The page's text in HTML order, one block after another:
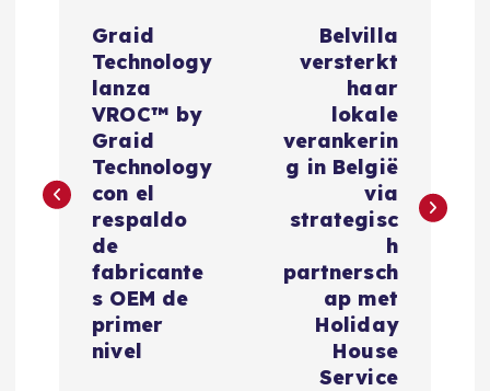
e
Graid
Technology
lanza
VROC™ by
Graid
Technology
con el
respaldo
de
fabricante
s OEM de
primer
nivel
Belvilla
versterkt
haar
lokale
verankerin
g in België
via
strategisc
h
partnersch
ap met
Holiday
House
Service